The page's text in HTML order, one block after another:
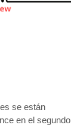
se están
en el segundo